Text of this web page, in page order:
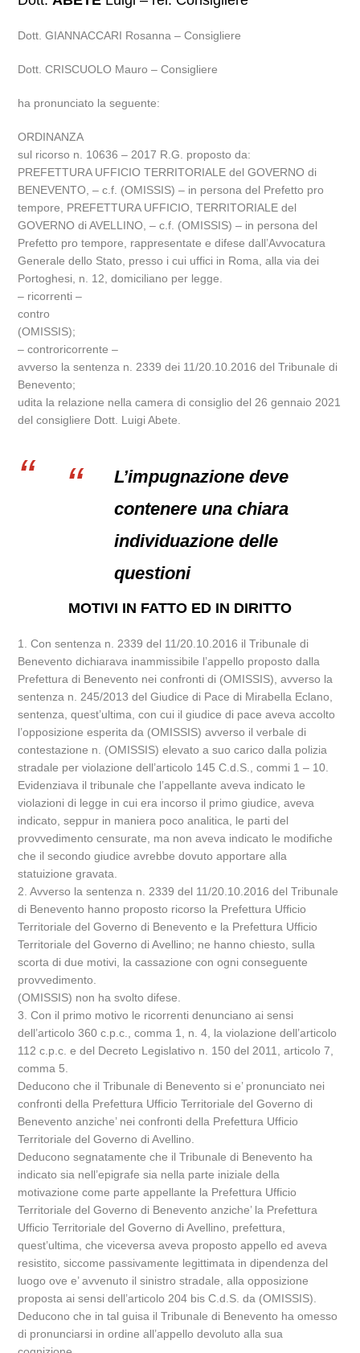
Dott. GIANNACCARI Rosanna – Consigliere
Dott. CRISCUOLO Mauro – Consigliere
ha pronunciato la seguente:
ORDINANZA
sul ricorso n. 10636 – 2017 R.G. proposto da:
PREFETTURA UFFICIO TERRITORIALE del GOVERNO di
BENEVENTO, – c.f. (OMISSIS) – in persona del Prefetto pro
tempore, PREFETTURA UFFICIO, TERRITORIALE del
GOVERNO di AVELLINO, – c.f. (OMISSIS) – in persona del
Prefetto pro tempore, rappresentate e difese dall’Avvocatura
Generale dello Stato, presso i cui uffici in Roma, alla via dei
Portoghesi, n. 12, domiciliano per legge.
– ricorrenti –
contro
(OMISSIS);
– controricorrente –
avverso la sentenza n. 2339 dei 11/20.10.2016 del Tribunale di
Benevento;
udita la relazione nella camera di consiglio del 26 gennaio 2021
del consigliere Dott. Luigi Abete.
L’impugnazione deve
contenere una chiara
individuazione delle
questioni
MOTIVI IN FATTO ED IN DIRITTO
1. Con sentenza n. 2339 del 11/20.10.2016 il Tribunale di
Benevento dichiarava inammissibile l’appello proposto dalla
Prefettura di Benevento nei confronti di (OMISSIS), avverso la
sentenza n. 245/2013 del Giudice di Pace di Mirabella Eclano,
sentenza, quest’ultima, con cui il giudice di pace aveva accolto
l’opposizione esperita da (OMISSIS) avverso il verbale di
contestazione n. (OMISSIS) elevato a suo carico dalla polizia
stradale per violazione dell’articolo 145 C.d.S., commi 1 – 10.
Evidenziava il tribunale che l’appellante aveva indicato le
violazioni di legge in cui era incorso il primo giudice, aveva
indicato, seppur in maniera poco analitica, le parti del
provvedimento censurate, ma non aveva indicato le modifiche
che il secondo giudice avrebbe dovuto apportare alla
statuizione gravata.
2. Avverso la sentenza n. 2339 del 11/20.10.2016 del Tribunale
di Benevento hanno proposto ricorso la Prefettura Ufficio
Territoriale del Governo di Benevento e la Prefettura Ufficio
Territoriale del Governo di Avellino; ne hanno chiesto, sulla
scorta di due motivi, la cassazione con ogni conseguente
provvedimento.
(OMISSIS) non ha svolto difese.
3. Con il primo motivo le ricorrenti denunciano ai sensi
dell’articolo 360 c.p.c., comma 1, n. 4, la violazione dell’articolo
112 c.p.c. e del Decreto Legislativo n. 150 del 2011, articolo 7,
comma 5.
Deducono che il Tribunale di Benevento si e’ pronunciato nei
confronti della Prefettura Ufficio Territoriale del Governo di
Benevento anziche’ nei confronti della Prefettura Ufficio
Territoriale del Governo di Avellino.
Deducono segnatamente che il Tribunale di Benevento ha
indicato sia nell’epigrafe sia nella parte iniziale della
motivazione come parte appellante la Prefettura Ufficio
Territoriale del Governo di Benevento anziche’ la Prefettura
Ufficio Territoriale del Governo di Avellino, prefettura,
quest’ultima, che viceversa aveva proposto appello ed aveva
resistito, siccome passivamente legittimata in dipendenza del
luogo ove e’ avvenuto il sinistro stradale, alla opposizione
proposta ai sensi dell’articolo 204 bis C.d.S. da (OMISSIS).
Deducono che in tal guisa il Tribunale di Benevento ha omesso
di pronunciarsi in ordine all’appello devoluto alla sua